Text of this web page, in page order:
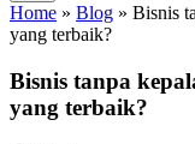
Home » Blog » Bisnis
yang terbaik?
Bisnis tanpa
yang terbaik?